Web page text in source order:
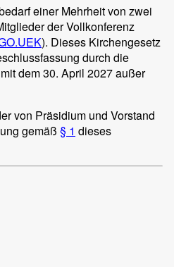
einer Mehrheit von zwei
der Vollkonferenz
). Dieses Kirchengesetz
durch die
dem 30. April 2027 außer
von Präsidium und Vorstand
gemäß § 1 dieses